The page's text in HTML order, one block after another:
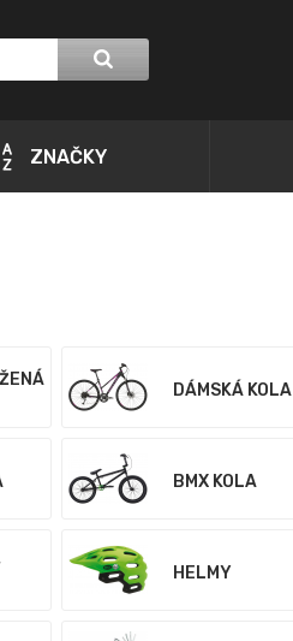
ZNAČKY
DÁMSKÁ KOLA
BMX KOLA
HELMY